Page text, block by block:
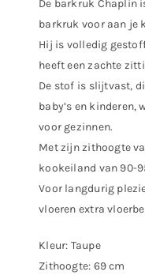
De barkruk Chaplin
barkruk voor aan je
Hij is volledig
heeft een zachte
De stof is slijtvast,
baby’s en kinderen,
voor gezinnen.
Met zijn zithoogte
kookeiland van 90-
Voor langdurig
vloeren extra
Kleur: Taupe
Zithoogte: 69 cm